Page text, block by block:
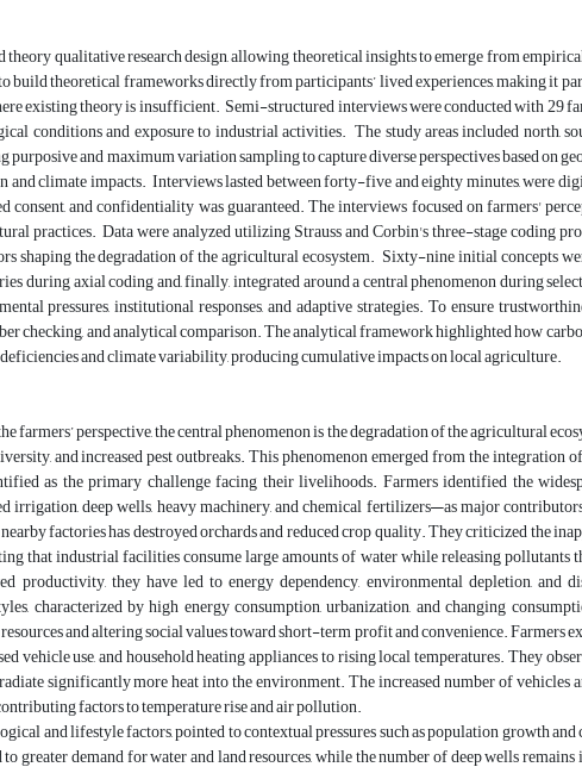
theory qualitative research design, allowing theoretical insights to emerge from
to build theoretical frameworks directly from participants’ lived experiences, making it
existing theory is insufficient. Semi-structured interviews were conducted with 29
conditions and exposure to industrial activities. The study areas included north,
purposive and maximum variation sampling to capture diverse perspectives based on
and climate impacts. Interviews lasted between forty-five and eighty minutes, were
and confidentiality was guaranteed. The interviews focused on farmers'
practices. Data were analyzed utilizing Strauss and Corbin's three-stage coding
shaping the degradation of the agricultural ecosystem. Sixty-nine initial concepts
during axial coding and, finally, integrated around a central phenomenon during
pressures, institutional responses, and adaptive strategies. To ensure
checking, and analytical comparison. The analytical framework highlighted how
and climate variability, producing cumulative impacts on local agriculture.
farmers’ perspective, the central phenomenon is the degradation of the agricultural
and increased pest outbreaks. This phenomenon emerged from the integration
as the primary challenge facing their livelihoods. Farmers identified the
irrigation, deep wells, heavy machinery, and chemical fertilizers—as major
factories has destroyed orchards and reduced crop quality. They criticized the
that industrial facilities consume large amounts of water while releasing pollutants
productivity, they have led to energy dependency, environmental depletion, and
characterized by high energy consumption, urbanization, and changing
and altering social values toward short-term profit and convenience.
vehicle use, and household heating appliances to rising local temperatures. They
significantly more heat into the environment. The increased number of
factors to temperature rise and air pollution.
and lifestyle factors, pointed to contextual pressures such as population growth
greater demand for water and land resources, while the number of deep wells